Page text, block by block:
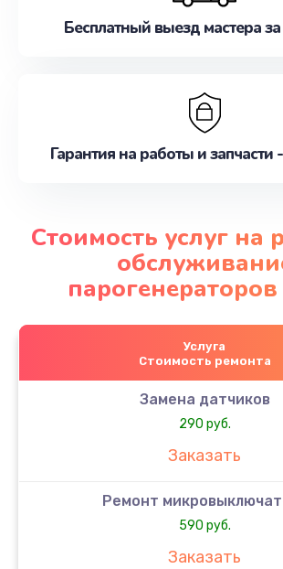
Бесплатный выезд мастера
Гарантия на работы и запчасти
Стоимость услуг на
Услуга
Стоимость ремонта
Замена датчиков
290 руб.
Заказать
Ремонт
590 руб.
Заказать